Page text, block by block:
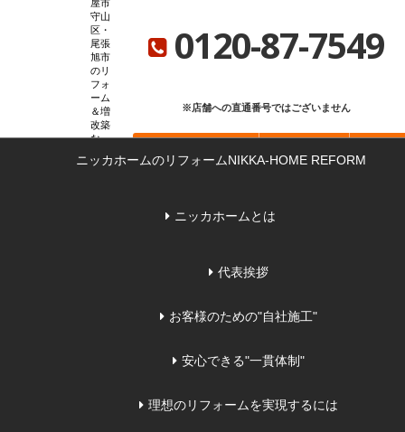
ニッカホーム総合サイト
屋市
守山
区・
尾張
旭市
のリ
フォ
ーム
＆増
改築
な
0120-87-7549
※店舗への直通番号ではございません
ニッカホームのリフォームNIKKA-HOME REFORM
ニッカホームとは
代表挨拶
お客様のための"自社施工"
安心できる"一貫体制"
理想のリフォームを実現するには